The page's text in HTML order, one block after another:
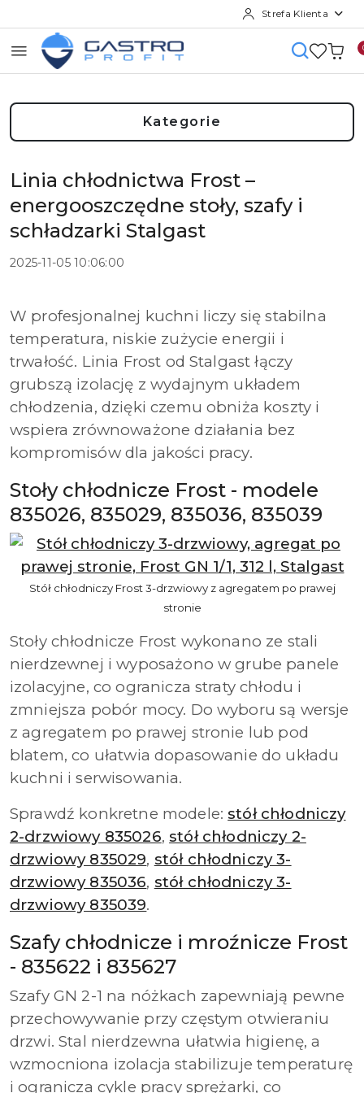
Strefa Klienta
Kategorie
Linia chłodnictwa Frost –
energooszczędne stoły, szafy i
schładzarki Stalgast
2025-11-05 10:06:00
W profesjonalnej kuchni liczy się stabilna
temperatura, niskie zużycie energii i
trwałość. Linia Frost od Stalgast łączy
grubszą izolację z wydajnym układem
chłodzenia, dzięki czemu obniża koszty i
wspiera zrównoważone działania bez
kompromisów dla jakości pracy.
Stoły chłodnicze Frost - modele
835026, 835029, 835036, 835039
Stół chłodniczy Frost 3-drzwiowy z agregatem po prawej
stronie
Stoły chłodnicze Frost wykonano ze stali
nierdzewnej i wyposażono w grube panele
izolacyjne, co ogranicza straty chłodu i
zmniejsza pobór mocy. Do wyboru są wersje
z agregatem po prawej stronie lub pod
blatem, co ułatwia dopasowanie do układu
kuchni i serwisowania.
Sprawdź konkretne modele:stół chłodniczy
2-drzwiowy 835026,stół chłodniczy 2-
drzwiowy 835029, stół chłodniczy 3-
drzwiowy 835036, stół chłodniczy 3-
drzwiowy 835039.
Szafy chłodnicze i mroźnicze Frost
- 835622 i 835627
Szafy GN 2-1 na nóżkach zapewniają pewne
przechowywanie przy częstym otwieraniu
drzwi. Stal nierdzewna ułatwia higienę, a
wzmocniona izolacja stabilizuje temperaturę
i ogranicza cykle pracy sprężarki, co